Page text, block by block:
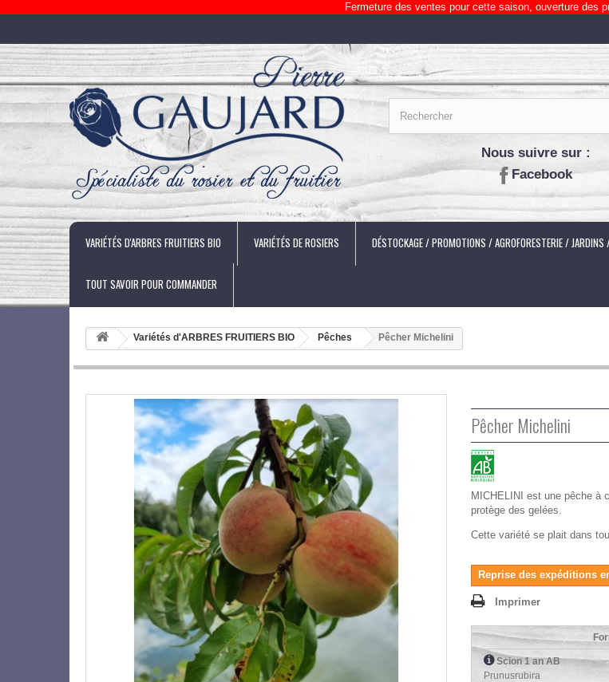
Fermeture des ventes pour cette saison, ouverture des
Nous suivre sur :
Facebook
VARIÉTÉS D'ARBRES FRUITIERS BIO VARIÉTÉS DE ROSIERS DÉSTOCKAGE / PROMOTIONS / AGROFORESTERIE / JARDINS
TOUT SAVOIR POUR COMMANDER
Variétés d'ARBRES FRUITIERS BIO Pêches Pêcher Michelini
Pêcher Michelini
MICHELINI est une pêche à
protège des gelées.
Cette variété se plait dans
Reprise des expéditions
Imprimer
Scion 1 an AB
Prunusrubira